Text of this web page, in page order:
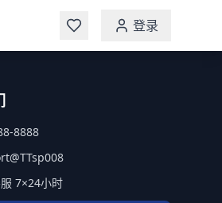
登录
8888
7×24小时